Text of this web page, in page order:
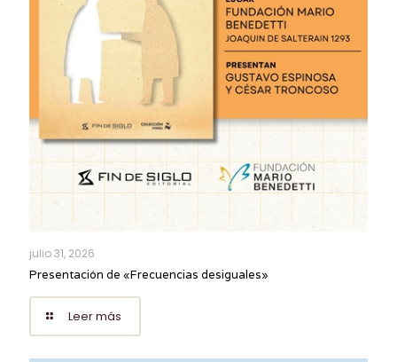
julio 31, 2026
Presentación de «Frecuencias desiguales»
Leer más